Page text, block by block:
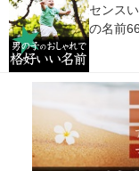
センス
の名前